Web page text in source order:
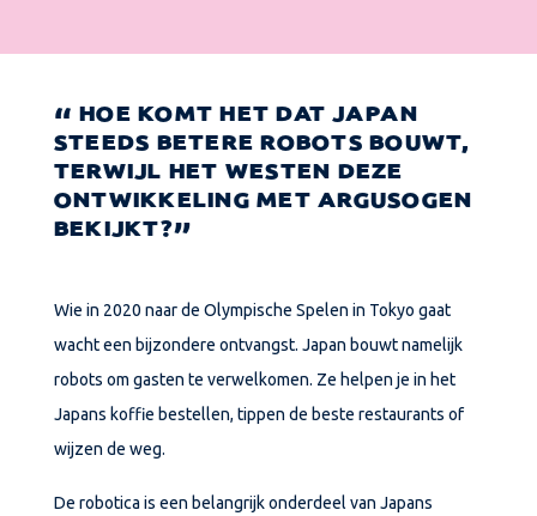
HOE KOMT HET DAT JAPAN
STEEDS BETERE ROBOTS BOUWT,
TERWIJL HET WESTEN DEZE
ONTWIKKELING MET ARGUSOGEN
BEKIJKT?
Wie in 2020 naar de Olympische Spelen in Tokyo gaat
wacht een bijzondere ontvangst. Japan bouwt namelijk
robots om gasten te verwelkomen. Ze helpen je in het
Japans koffie bestellen, tippen de beste restaurants of
wijzen de weg.
De robotica is een belangrijk onderdeel van Japans